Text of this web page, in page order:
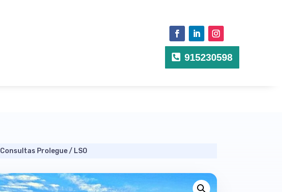
915230598
Consultas Prolegue/ LSO